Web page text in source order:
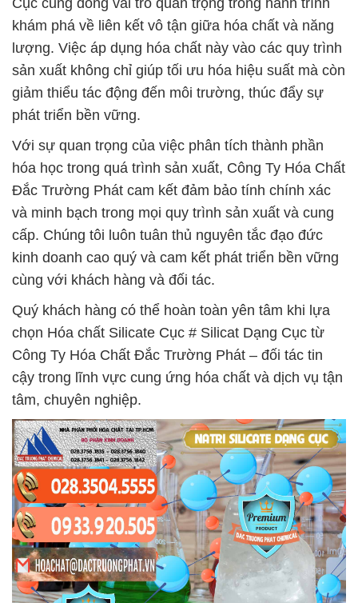
Cục cũng đóng vai trò quan trọng trong hành trình
khám phá về liên kết vô tận giữa hóa chất và năng
lượng. Việc áp dụng hóa chất này vào các quy trình
sản xuất không chỉ giúp tối ưu hóa hiệu suất mà còn
giảm thiểu tác động đến môi trường, thúc đẩy sự
phát triển bền vững.
Với sự quan trọng của việc phân tích thành phần
hóa học trong quá trình sản xuất, Công Ty Hóa Chất
Đắc Trường Phát cam kết đảm bảo tính chính xác
và minh bạch trong mọi quy trình sản xuất và cung
cấp. Chúng tôi luôn tuân thủ nguyên tắc đạo đức
kinh doanh cao quý và cam kết phát triển bền vững
cùng với khách hàng và đối tác.
Quý khách hàng có thể hoàn toàn yên tâm khi lựa
chọn Hóa chất Silicate Cục # Silicat Dạng Cục từ
Công Ty Hóa Chất Đắc Trường Phát – đối tác tin
cậy trong lĩnh vực cung ứng hóa chất và dịch vụ tận
tâm, chuyên nghiệp.